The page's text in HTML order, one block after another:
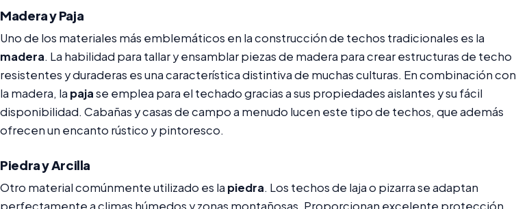
Madera y Paja
Uno de los materiales más emblemáticos en la construcción de techos tradicionales es la
madera. La habilidad para tallar y ensamblar piezas de madera para crear estructuras de techo
resistentes y duraderas es una característica distintiva de muchas culturas. En combinación con
la madera, la pajase emplea para el techado gracias a sus propiedades aislantes y su fácil
disponibilidad. Cabañas y casas de campo a menudo lucen este tipo de techos, que además
ofrecen un encanto rústico y pintoresco.
Piedra y Arcilla
Otro material comúnmente utilizado es la piedra. Los techos de laja o pizarra se adaptan
perfectamente a climas húmedos y zonas montañosas. Proporcionan excelente protección